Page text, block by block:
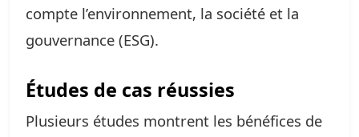
compte l’environnement, la société et la
gouvernance (ESG).
Études de cas réussies
Plusieurs études montrent les bénéfices de